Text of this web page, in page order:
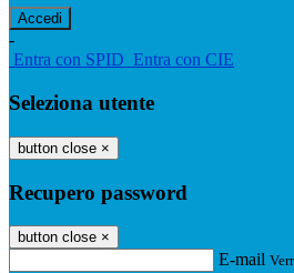
-
Entra con SPID Entra con CIE
Seleziona utente
button close ×
Recupero password
button close ×
E-mail